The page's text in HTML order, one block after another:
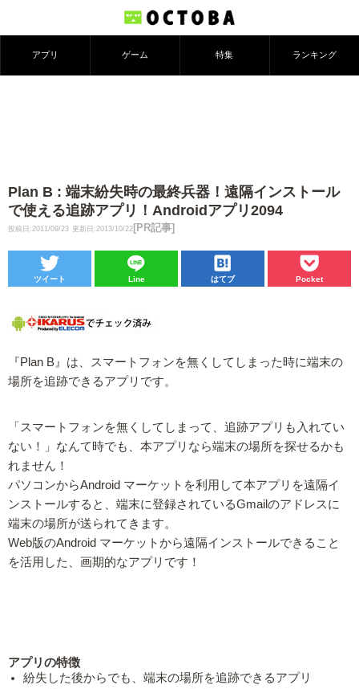
アプリ ゲーム 特集 ランキング
Plan B : 端末紛失時の最終兵器！遠隔インストール
で使える追跡アプリ！Androidアプリ2094
投稿日:2011/09/23 更新日:2013/10/22 [PR記事]
ツイート Line はてブ Pocket
『Plan B』は、スマートフォンを無くしてしまった時に端末の
場所を追跡できるアプリです。
「スマートフォンを無くしてしまって、追跡アプリも入れてい
ない！」なんて時でも、本アプリなら端末の場所を探せるかも
れません！
パソコンからAndroid マーケットを利用して本アプリを遠隔イ
ンストールすると、端末に登録されているGmailのアドレスに
端末の場所が送られてきます。
Web版のAndroid マーケットから遠隔インストールできること
を活用した、画期的なアプリです！
アプリの特徴
紛失した後からでも、端末の場所を追跡できるアプリ